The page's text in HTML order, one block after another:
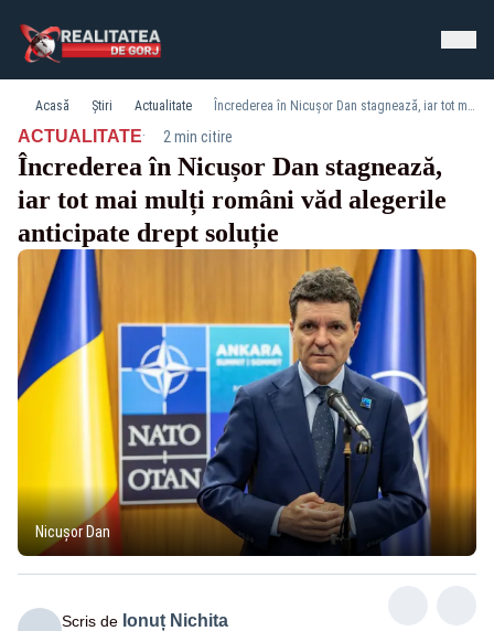
Acasă Știri Actualitate Încrederea în Nicușor Dan stagnează, iar tot mai mulți români văd alegerile anticipate drept soluție
ACTUALITATE· 2 min citire
Încrederea în Nicușor Dan stagnează,
iar tot mai mulți români văd alegerile
anticipate drept soluție
Nicușor Dan
Scris de Ionuț Nichita